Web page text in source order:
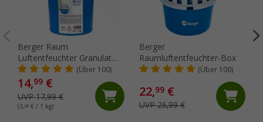
Berger Raum
Luftentfeuchter Granulat
Nachfüllpack im Eimer 4,6
kg
(Über 100)
14,99 €
UVP 17,99 €
(3,26 € / 1 kg)
Berger
Raumluftentfeuchter-Box
(Über 100)
22,99€
UVP 26,99 €